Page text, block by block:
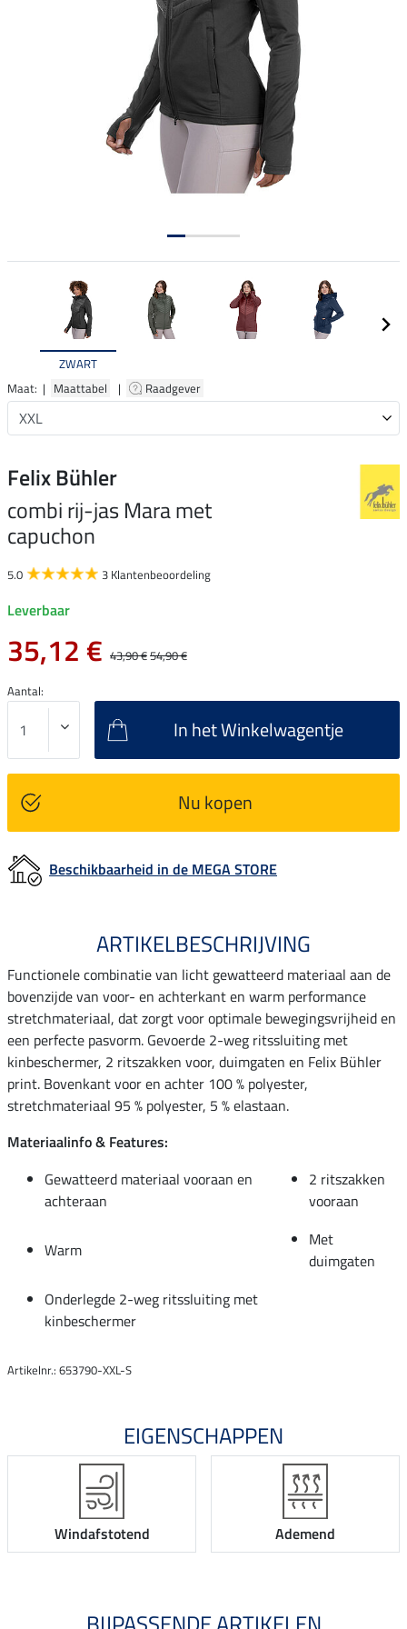
ZWART
Maat: | Maattabel | Raadgever
Felix Bühler
combi rij-jas Mara met
capuchon
5.0 3 Klantenbeoordeling
Leverbaar
35,12 € 43,90 €54,90 €
Aantal:
In het Winkelwagentje
Nu kopen
Beschikbaarheid in de MEGA STORE
ARTIKELBESCHRIJVING
Functionele combinatie van licht gewatteerd materiaal aan de
bovenzijde van voor- en achterkant en warm performance
stretchmateriaal, dat zorgt voor optimale bewegingsvrijheid en
een perfecte pasvorm. Gevoerde 2-weg ritssluiting met
kinbeschermer, 2 ritszakken voor, duimgaten en Felix Bühler
print. Bovenkant voor en achter 100 % polyester,
stretchmateriaal 95 % polyester, 5 % elastaan.
Materiaalinfo & Features:
Gewatteerd materiaal vooraan en
achteraan
2 ritszakken
vooraan
Warm
Met
duimgaten
Onderlegde 2-weg ritssluiting met
kinbeschermer
Artikelnr.: 653790-XXL-S
EIGENSCHAPPEN
Windafstotend Ademend